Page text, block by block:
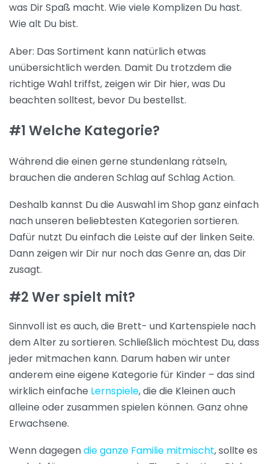
was Dir Spaß macht. Wie viele Komplizen Du hast.
Wie alt Du bist.
Aber: Das Sortiment kann natürlich etwas
unübersichtlich werden. Damit Du trotzdem die
richtige Wahl triffst, zeigen wir Dir hier, was Du
beachten solltest, bevor Du bestellst.
#1 Welche Kategorie?
Während die einen gerne stundenlang rätseln,
brauchen die anderen Schlag auf Schlag Action.
Deshalb kannst Du die Auswahl im Shop ganz einfach
nach unseren beliebtesten Kategorien sortieren.
Dafür nutzt Du einfach die Leiste auf der linken Seite.
Dann zeigen wir Dir nur noch das Genre an, das Dir
zusagt.
#2 Wer spielt mit?
Sinnvoll ist es auch, die Brett- und Kartenspiele nach
dem Alter zu sortieren. Schließlich möchtest Du, dass
jeder mitmachen kann. Darum haben wir unter
anderem eine eigene Kategorie für Kinder – das sind
wirklich einfache Lernspiele, die die Kleinen auch
alleine oder zusammen spielen können. Ganz ohne
Erwachsene.
Wenn dagegendie ganze Familie mitmischt, sollte es